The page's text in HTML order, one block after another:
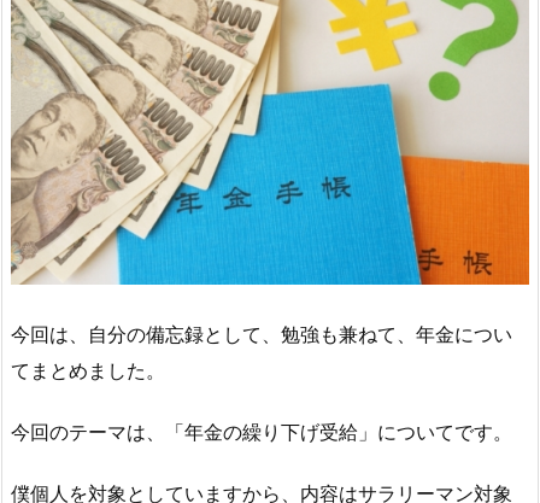
今回は、自分の備忘録として、勉強も兼ねて、年金につい
てまとめました。
今回のテーマは、「年金の繰り下げ受給」についてです。
僕個人を対象としていますから、内容はサラリーマン対象